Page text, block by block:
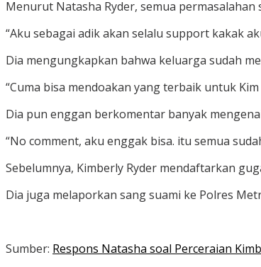
Menurut Natasha Ryder, semua
“Aku sebagai adik akan selalu support kakak
Dia mengungkapkan bahwa keluarga sudah
“Cuma bisa mendoakan yang terbaik untuk
Dia pun enggan berkomentar banyak
“No comment, aku enggak bisa. itu semua
Sebelumnya, Kimberly Ryder mendaftarkan
Dia juga melaporkan sang suami ke Polres
Sumber: Respons Natasha soal Perceraian